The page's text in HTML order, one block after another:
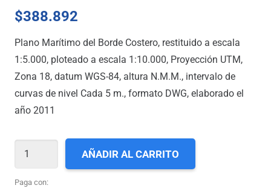
$388.892
Plano Marítimo del Borde Costero, restituido a escala
1:5.000, ploteado a escala 1:10.000, Proyección UTM,
Zona 18, datum WGS-84, altura N.M.M., intervalo de
curvas de nivel Cada 5 m., formato DWG, elaborado el
año 2011
YALDAD
AÑADIR AL CARRITO
Paga con: